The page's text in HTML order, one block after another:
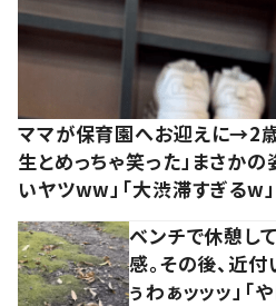
ママが保育園へお迎えに→2
生とめっちゃ笑った」まさか
いヤツww」「大渋滞すぎるw」
ベンチで休憩し
感。その後、近
ぅわぁッッッ」「